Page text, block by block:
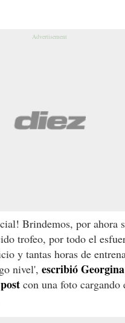
Brindemos, por ahora
trofeo, por todo el
y tantas horas de
nivel', escribió Georgina
con una foto cargando